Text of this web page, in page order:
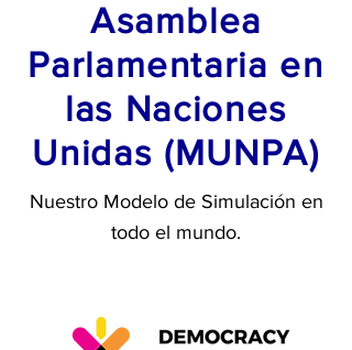
Asamblea
Parlamentaria en
las Naciones
Unidas (MUNPA)
Nuestro Modelo de Simulación en
todo el mundo.